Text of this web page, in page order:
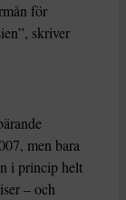
för
skriver
men bara
i princip helt
– och